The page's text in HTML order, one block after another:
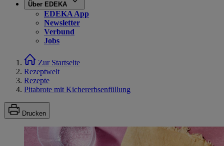
Über EDEKA
EDEKA App
Newsletter
Verbund
Jobs
Zur Startseite
Rezeptwelt
Rezepte
Pitabrote mit Kichererbsenfüllung
Drucken